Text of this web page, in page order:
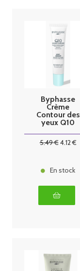
Byphasse
Crème
Contour des
yeux Q10
5.49€4.12€
En stock